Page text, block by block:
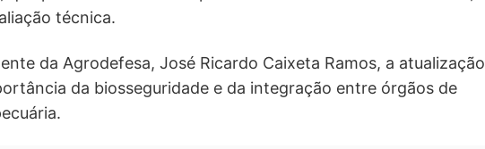
técnica.
da Agrodefesa, José Ricardo Caixeta Ramos, a atualização
da biosseguridade e da integração entre órgãos de